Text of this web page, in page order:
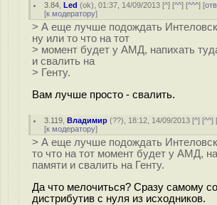
3.84 ,Led (ok), 01:37, 14/09/2013 [^] [^^] [^^^] [
[к модератору]
> А еще лучше подождать
ну или то что на тот
> момент будет у АМД, напихать
и свалить на
> Генту.
Вам лучше просто - свалить.
3.119 ,Владимир (??), 18:12, 14/09/2013 [^] [^^]
[к модератору]
> А еще лучше подождать
то что на тот момент будет у АМД,
памяти и свалить на Генту.
Да что мелочиться? Сразу самому
дистрибутив с нуля из исходников.